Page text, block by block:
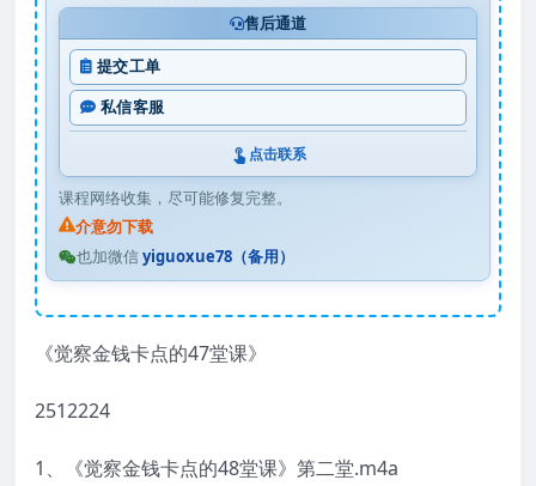
售后通道
提交工单
私信客服
点击联系
课程网络收集，尽可能修复完整。
介意勿下载
也加微信yiguoxue78（备用）
《觉察金钱卡点的47堂课》
2512224
1、《觉察金钱卡点的48堂课》第二堂.m4a